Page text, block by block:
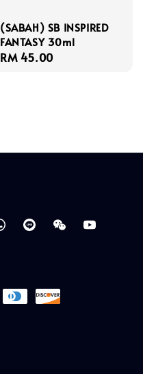
(SABAH) SB INSPIRED
FANTASY 30ml
Regular
RM 45.00